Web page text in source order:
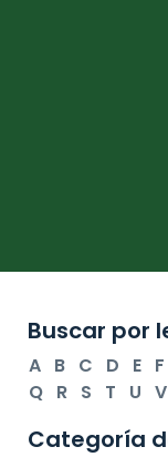
Buscar por
A B C D E F
Q R S T U V
Categoría